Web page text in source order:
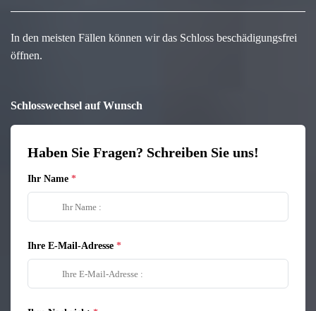
In den meisten Fällen können wir das Schloss beschädigungsfrei
öffnen.
Schlosswechsel auf Wunsch
Haben Sie Fragen? Schreiben Sie uns!
Ihr Name
Ihre E-Mail-Adresse